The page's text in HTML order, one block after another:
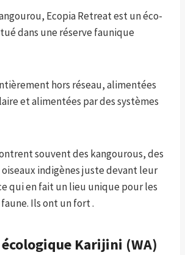
Ecopia Retreat est un éco-
dans une réserve faunique
hors réseau, alimentées
et alimentées par des systèmes
souvent des kangourous, des
indigènes juste devant leur
qui en fait un lieu unique pour les
Ils ont un fort .
Karijini (WA)